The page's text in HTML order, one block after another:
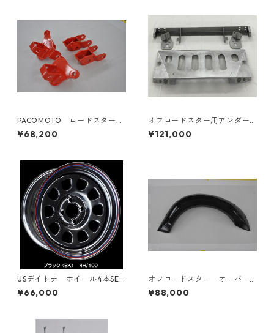
PACOMOTO ロードスター
3inchリフトアップKIT
¥68,200
オフロードスター用アンダー
パネル（サフェーサー仕上
げ）※受注生産
¥121,000
USデイトナ ホイール4本SET
※メーカー取り寄せ商品で
す
¥66,000
オフロードスター オーバー
フェンダー
¥88,000